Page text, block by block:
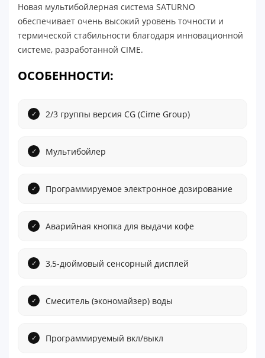
Новая мультибойлерная система SATURNO
обеспечивает очень высокий уровень точности и
термической стабильности благодаря инновационной
системе, разработанной CIME.
ОСОБЕННОСТИ:
2/3 группы версия CG (Cime Group)
Мультибойлер
Программируемое электронное дозирование
Аварийная кнопка для выдачи кофе
3,5-дюймовый сенсорный дисплей
Смеситель (экономайзер) воды
Программируемый вкл/выкл